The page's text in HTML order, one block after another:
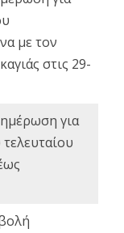
με τον
στις 29-
για